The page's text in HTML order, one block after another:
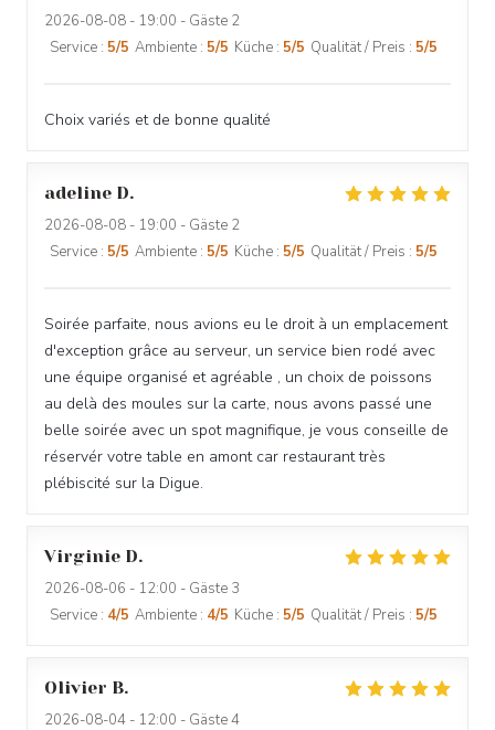
2026-08-08 - 19:00 - Gäste 2
Service : 5/5 Ambiente : 5/5 Küche : 5/5 Qualität / Preis : 5/5
Choix variés et de bonne qualité
adeline D
2026-08-08 - 19:00 - Gäste 2
Service : 5/5 Ambiente : 5/5 Küche : 5/5 Qualität / Preis : 5/5
Soirée parfaite, nous avions eu le droit à un emplacement
d'exception grâce au serveur, un service bien rodé avec
une équipe organisé et agréable , un choix de poissons
au delà des moules sur la carte, nous avons passé une
belle soirée avec un spot magnifique, je vous conseille de
réservér votre table en amont car restaurant très
plébiscité sur la Digue.
Virginie D
2026-08-06 - 12:00 - Gäste 3
Service : 4/5 Ambiente : 4/5 Küche : 5/5 Qualität / Preis : 5/5
Olivier B
2026-08-04 - 12:00 - Gäste 4